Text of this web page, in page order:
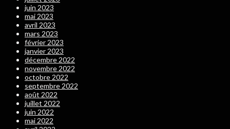
juin 2023
mai 2023
avril 2023
mars 2023
février 2023
janvier 2023
décembre 2022
novembre 2022
octobre 2022
septembre 2022
août 2022
juillet 2022
juin 2022
mai 2022